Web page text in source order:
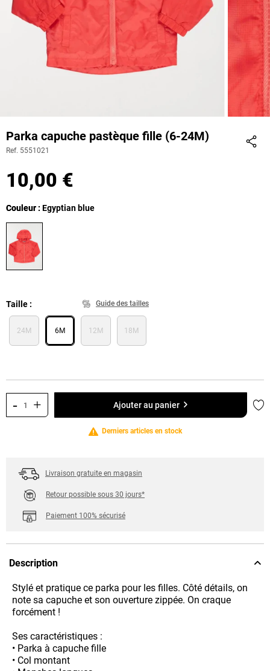
Parka capuche pastèque fille (6-24M)
Ref. 5551021
10,00 €
Couleur
Couleur : Egyptian blue
Taille Guide des tailles
24M 6M 12M 18M
- + Ajouter au panier
Derniers articles en stock
Livraison gratuite en magasin
Retour possible sous 30 jours*
Paiement 100% sécurisé
Description
Stylé et pratique ce parka pour les filles. Côté détails, on
note sa capuche et son ouverture zippée. On craque
forcément !
Ses caractéristiques :
• Parka à capuche fille
• Col montant